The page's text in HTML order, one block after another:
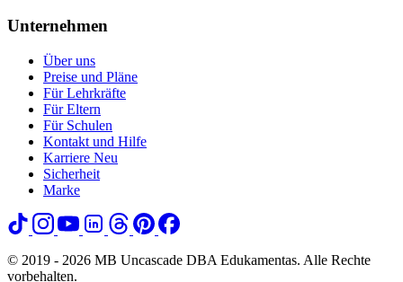
Unternehmen
Über uns
Preise und Pläne
Für Lehrkräfte
Für Eltern
Für Schulen
Kontakt und Hilfe
Karriere Neu
Sicherheit
Marke
© 2019 - 2026 MB Uncascade DBA Edukamentas. Alle Rechte
vorbehalten.